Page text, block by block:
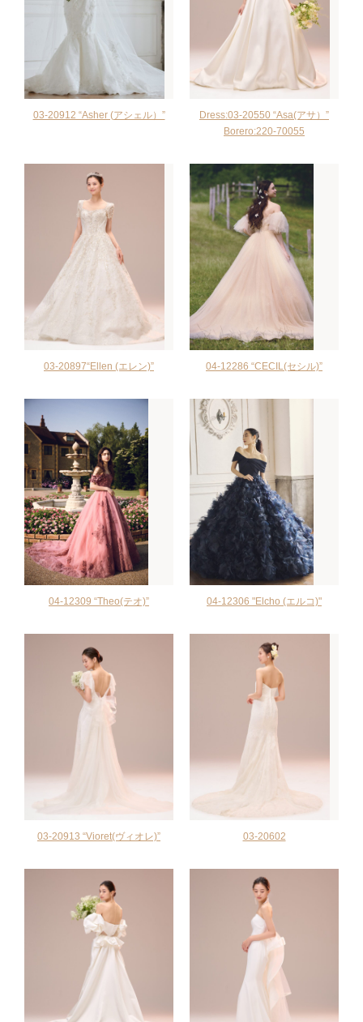
03-20912 “Asher (アシェル）”
Dress:03-20550 “Asa(アサ）”
Borero:220-70055
03-20897“Ellen (エレン)” 04-12286 “CECIL(セシル)”
04‐12309 “Theo(テオ)” 04-12306 "Elcho (エルコ)"
03-20913 “Vioret(ヴィオレ)” 03-20602